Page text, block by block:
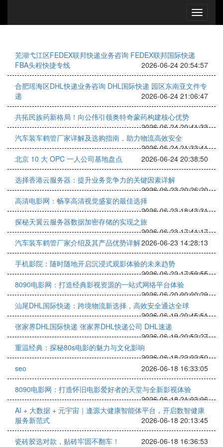
芜湖弋江区FEDEX联邦快递业务咨询 FEDEX联邦国际快递
FBA头程快捷专线
2026-06-24 20:54:57
合肥瑶海区DHL快递业务咨询 DHL国际快递 园区东南亚文件专
递
2026-06-24 21:06:47
共拓民族药新格局！向公伟引领奥特奇蒙药构建核心优势
2026-06-24 20:41:33
汽车装车鹤管厂家详解及选购指南，助力物流高效安全
2026-06-24 21:33:41
北京 10 大 OPC 一人公司基地盘点
2026-06-24 20:38:50
选择香港云服务器：提升业务竞争力的关键因素详解
2026-06-23 20:26:20
高清电影网：畅享高清视觉盛宴的最佳选择
2026-06-23 18:43:31
探秘天翼云服务器数据加密存储的实现之旅
2026-06-23 17:41:17
汽车装车鹤管厂家介绍及其产品优势详解2026-06-23 14:28:13
手机影院：随时随地开启沉浸式观影体验的未来趋势
2026-06-22 17:59:55
8090电影网：打造经典影视资源的一站式网络平台体验
2026-06-20 00:00:29
汕尾DHL国际快递：跨境物流新选择，高效安全通达全球
2026-06-19 20:45:51
张家界DHL国际快递 张家界DHL快递公司 DHL速递
2026-06-19 20:52:27
重温经典：探秘80s电影的魅力与文化影响
2026-06-18 22:02:50
seo
2026-06-18 16:33:05
8090电影网：打造怀旧电影爱好者的天堂与全新影视体验
2026-06-18 21:03:06
AI + 大数据 + 元宇宙｜逢源大健康智能体平台，开启数智健康
服务新范式
2026-06-18 20:13:45
瓷砖胶选对款，贴砖牢固不翻车！ 2026-06-18 16:36:53